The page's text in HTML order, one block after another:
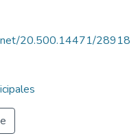
20.500.14471/28918